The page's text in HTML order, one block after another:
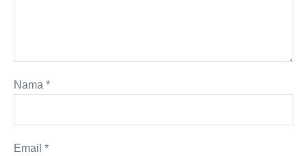
Nama *
Email *